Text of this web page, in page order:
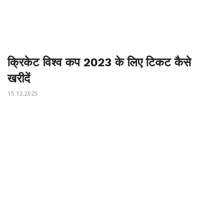
क्रिकेट विश्व कप 2023 के लिए टिकट कैसे
खरीदें
15.12.2025